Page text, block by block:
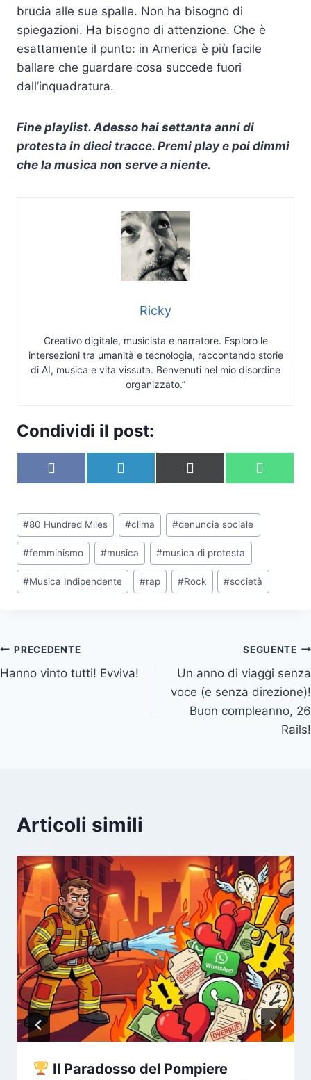
brucia alle sue spalle. Non ha bisogno di
spiegazioni. Ha bisogno di attenzione. Che è
esattamente il punto: in America è più facile
ballare che guardare cosa succede fuori
dall’inquadratura.
Fine playlist. Adesso hai settanta anni di
protesta in dieci tracce. Premi play e poi dimmi
che la musica non serve a niente.
Ricky
Creativo digitale, musicista e narratore. Esploro le
intersezioni tra umanità e tecnologia, raccontando storie
di AI, musica e vita vissuta. Benvenuti nel mio disordine
organizzato.”
Condividi il post:
c
n
d
i
v
i
d
i
s
a
e
b
o
o
k
c
n
d
i
v
i
d
s
i
k
e
d
I
n
c
n
d
i
v
i
d
i
s
(
w
i
t
t
e
r
)
c
d
s
h
Tag
articolo:
#80 Hundred Miles #clima #denuncia sociale
#femminismo #musica #musica di protesta
#Musica Indipendente #rap #Rock #società
Navigazione
articoli
PRECEDENTE
Hanno vinto tutti! Evviva!
SEGUENTE
Un anno di viaggi senza
voce (e senza direzione)!
Buon compleanno, 26
Rails!
Articoli simili
Il Paradosso del Pompiere